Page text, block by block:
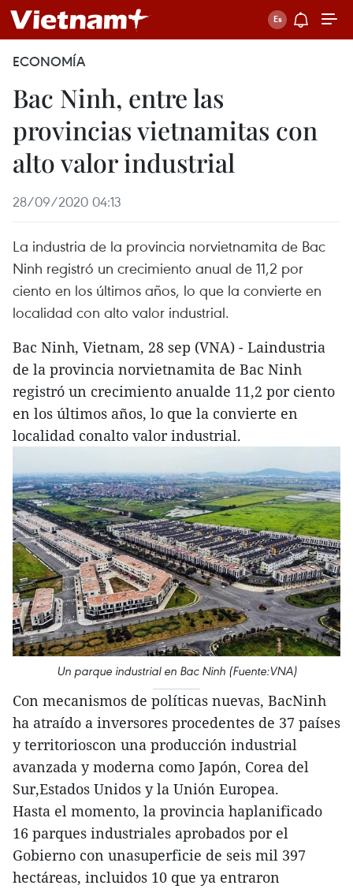
ECONOMÍA
Bac Ninh, entre las
provincias vietnamitas con
alto valor industrial
28/09/2020 04:13
La industria de la provincia norvietnamita de Bac
Ninh registró un crecimiento anual de 11,2 por
ciento en los últimos años, lo que la convierte en
localidad con alto valor industrial.
Bac Ninh, Vietnam, 28 sep (VNA) - Laindustria
de la provincia norvietnamita de Bac Ninh
registró un crecimiento anualde 11,2 por ciento
en los últimos años, lo que la convierte en
localidad conalto valor industrial.
Un parque industrial en Bac Ninh (Fuente:VNA)
Con mecanismos de políticas nuevas, BacNinh
ha atraído a inversores procedentes de 37 países
y territorioscon una producción industrial
avanzada y moderna como Japón, Corea del
Sur,Estados Unidos y la Unión Europea.
Hasta el momento, la provincia haplanificado
16 parques industriales aprobados por el
Gobierno con unasuperficie de seis mil 397
hectáreas, incluidos 10 que ya entraron